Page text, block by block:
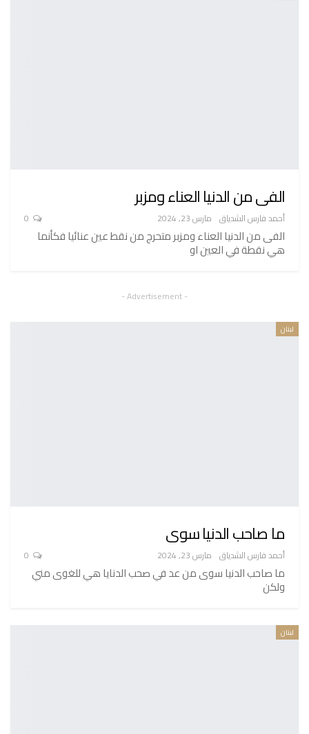
الفى من الدنيا العناء ومزبر
أحمد فارس الشدياق مارس 23, 2024
الفى من الدنيا العناء ومزبر متحرج من نقط عين عنائيا فكأنما
هي نقطة في العين او
- Advertisement -
لبنان
ما صاحب الدنيا سوى
أحمد فارس الشدياق مارس 23, 2024
ما صاحب الدنيا سوى من عد في صحب الدنايا هي للغوى مني
ولكن
لبنان